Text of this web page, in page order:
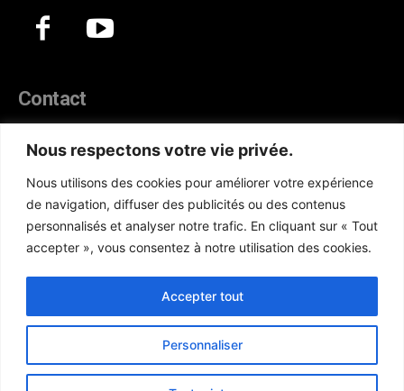
Nous respectons votre vie privée.
Nous utilisons des cookies pour améliorer votre expérience
de navigation, diffuser des publicités ou des contenus
personnalisés et analyser notre trafic. En cliquant sur « Tout
accepter », vous consentez à notre utilisation des cookies.
Personnaliser
Accepter tout
Contact
Téléphone :(+221) 70 330 86 87‬
WhatsApp : (+33) 6 52 17 85 46
E-mail : redaction@atlanticactu.com
E-mail : commercial@atlanticactu.com
Nous écrire Qui sommes-nous ?